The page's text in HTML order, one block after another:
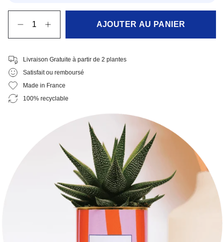
AJOUTER AU PANIER
Livraison Gratuite à partir de 2 plantes
Satisfait ou remboursé
Made in France
100% recyclable